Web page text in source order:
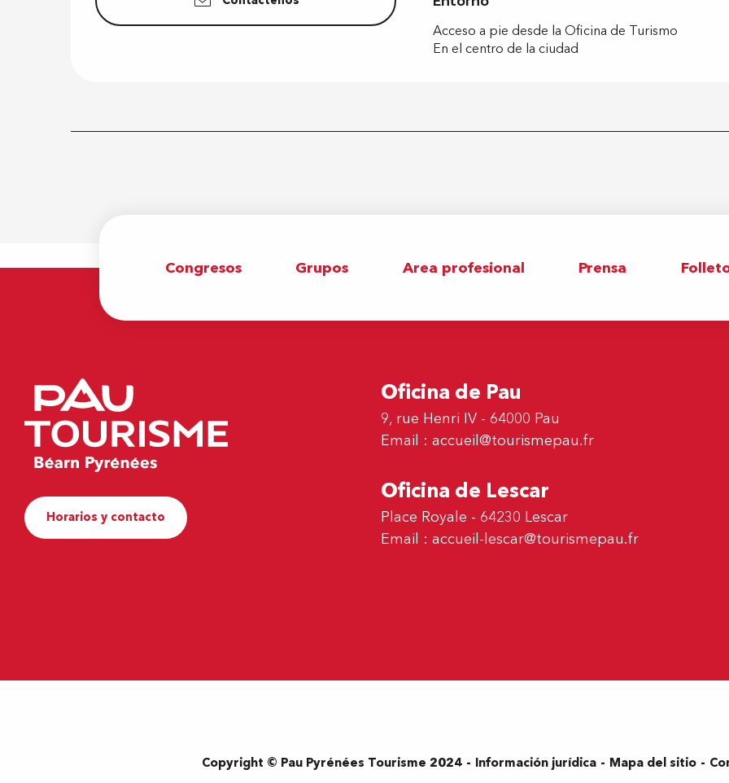
Acceso a pie desde la Oficina de Turismo
En el centro de la ciudad
Congresos Grupos Area profesional Prensa
Horarios y contacto
Oficina de Pau
9, rue Henri IV - 64000 Pau
Email : accueil@tourismepau.fr
Oficina de Lescar
Place Royale - 64230 Lescar
Email : accueil-lescar@tourismepau.fr
Copyright © Pau Pyrénées Tourisme 2024 Información jurídica Mapa del sitio